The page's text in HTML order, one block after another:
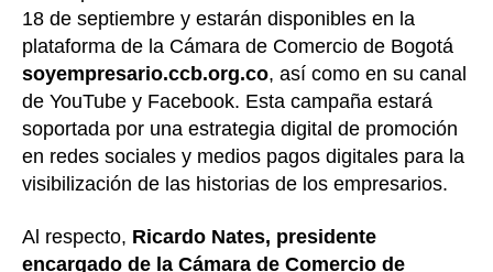
18 de septiembre y estarán disponibles en la
plataforma de la Cámara de Comercio de Bogotá
soyempresario.ccb.org.co, así como en su canal
de YouTube y Facebook. Esta campaña estará
soportada por una estrategia digital de promoción
en redes sociales y medios pagos digitales para la
visibilización de las historias de los empresarios.
Al respecto, Ricardo Nates, presidente
encargado de la Cámara de Comercio de